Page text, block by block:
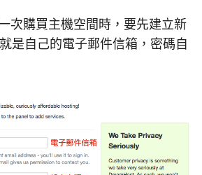
次購買主機空間時，要先建立新
是自己的電子郵件信箱，密碼自